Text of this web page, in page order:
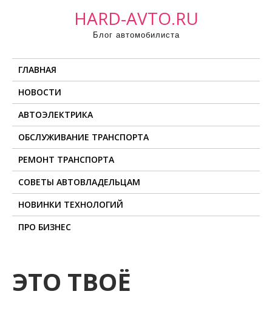
HARD-AVTO.RU
Блог автомобилиста
ГЛАВНАЯ
НОВОСТИ
АВТОЭЛЕКТРИКА
ОБСЛУЖИВАНИЕ ТРАНСПОРТА
РЕМОНТ ТРАНСПОРТА
СОВЕТЫ АВТОВЛАДЕЛЬЦАМ
НОВИНКИ ТЕХНОЛОГИЙ
ПРО БИЗНЕС
ЭТО ТВОЁ